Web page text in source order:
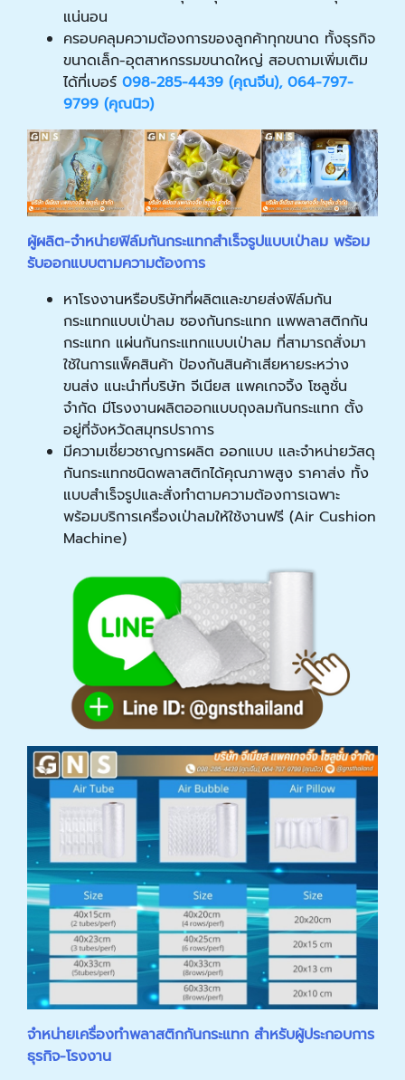
แน่นอน
ครอบคลุมความต้องการของลูกค้าทุกขนาด ทั้งธุรกิจ
ขนาดเล็ก-อุตสาหกรรมขนาดใหญ่ สอบถามเพิ่มเติม
ได้ที่เบอร์ 098-285-4439 (คุณจีน), 064-797-
9799 (คุณนิว)
ผู้ผลิต-จำหน่ายฟิล์มกันกระแทกสำเร็จรูปแบบเป่าลม พร้อม
รับออกแบบตามความต้องการ
หาโรงงานหรือบริษัทที่ผลิตและขายส่งฟิล์มกัน
กระแทกแบบเป่าลม ซองกันกระแทก แพพลาสติกกัน
กระแทก แผ่นกันกระแทกแบบเป่าลม ที่สามารถสั่งมา
ใช้ในการแพ็คสินค้า ป้องกันสินค้าเสียหายระหว่าง
ขนส่ง แนะนำที่บริษัท จีเนียส แพคเกจจิ้ง โซลูชั่น
จำกัด มีโรงงานผลิตออกแบบถุงลมกันกระแทก ตั้ง
อยู่ที่จังหวัดสมุทรปราการ
มีความเชี่ยวชาญการผลิต ออกแบบ และจำหน่ายวัสดุ
กันกระแทกชนิดพลาสติกได้คุณภาพสูง ราคาส่ง ทั้ง
แบบสำเร็จรูปและสั่งทำตามความต้องการเฉพาะ
พร้อมบริการเครื่องเป่าลมให้ใช้งานฟรี (Air Cushion
Machine)
จำหน่ายเครื่องทำพลาสติกกันกระแทก สำหรับผู้ประกอบการ
ธุรกิจ-โรงงาน